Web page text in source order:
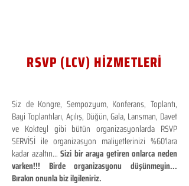
RSVP (LCV) HİZMETLERİ
Siz de Kongre, Sempozyum, Konferans, Toplantı,
Bayi Toplantıları, Açılış, Düğün, Gala, Lansman, Davet
ve Kokteyl gibi bütün organizasyonlarda RSVP
SERVİSİ ile organizasyon maliyetlerinizi %60'lara
kadar azaltın...Sizi bir araya getiren onlarca neden
varken!!! Birde organizasyonu düşünmeyin...
Bırakın onunla biz ilgileniriz.